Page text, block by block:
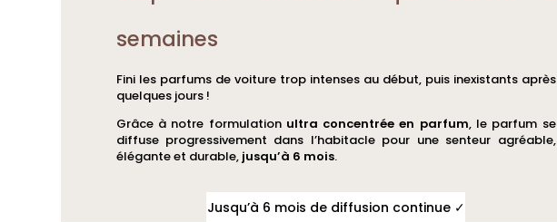
produit
semaines
Fini les parfums de voiture trop intenses au début, puis inexistants après
quelques jours !
Grâce à notre formulation ultra concentrée en parfum, le parfum se
diffuse progressivement dans l’habitacle pour une senteur agréable,
élégante et durable, jusqu’à 6 mois.
Jusqu’à 6 mois de diffusion continue ✓